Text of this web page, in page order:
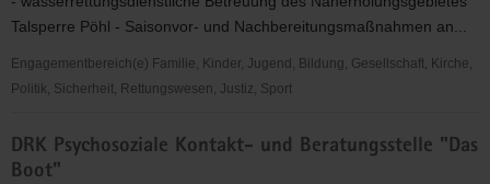
Suchtkrankenhilfe
Talsperre Pöhl - Saisonvor- und Nachbereitungsmaßnahmen an...
Engagementbereich(e) Familie, Kinder, Jugend, Bildung, Gesellschaft, Kirche,
Politik, Sicherheit, Rettungswesen, Justiz, Sport
Für
Leben
DRK Psychosoziale Kontakt- und Beratungsstelle "Das
Boot"